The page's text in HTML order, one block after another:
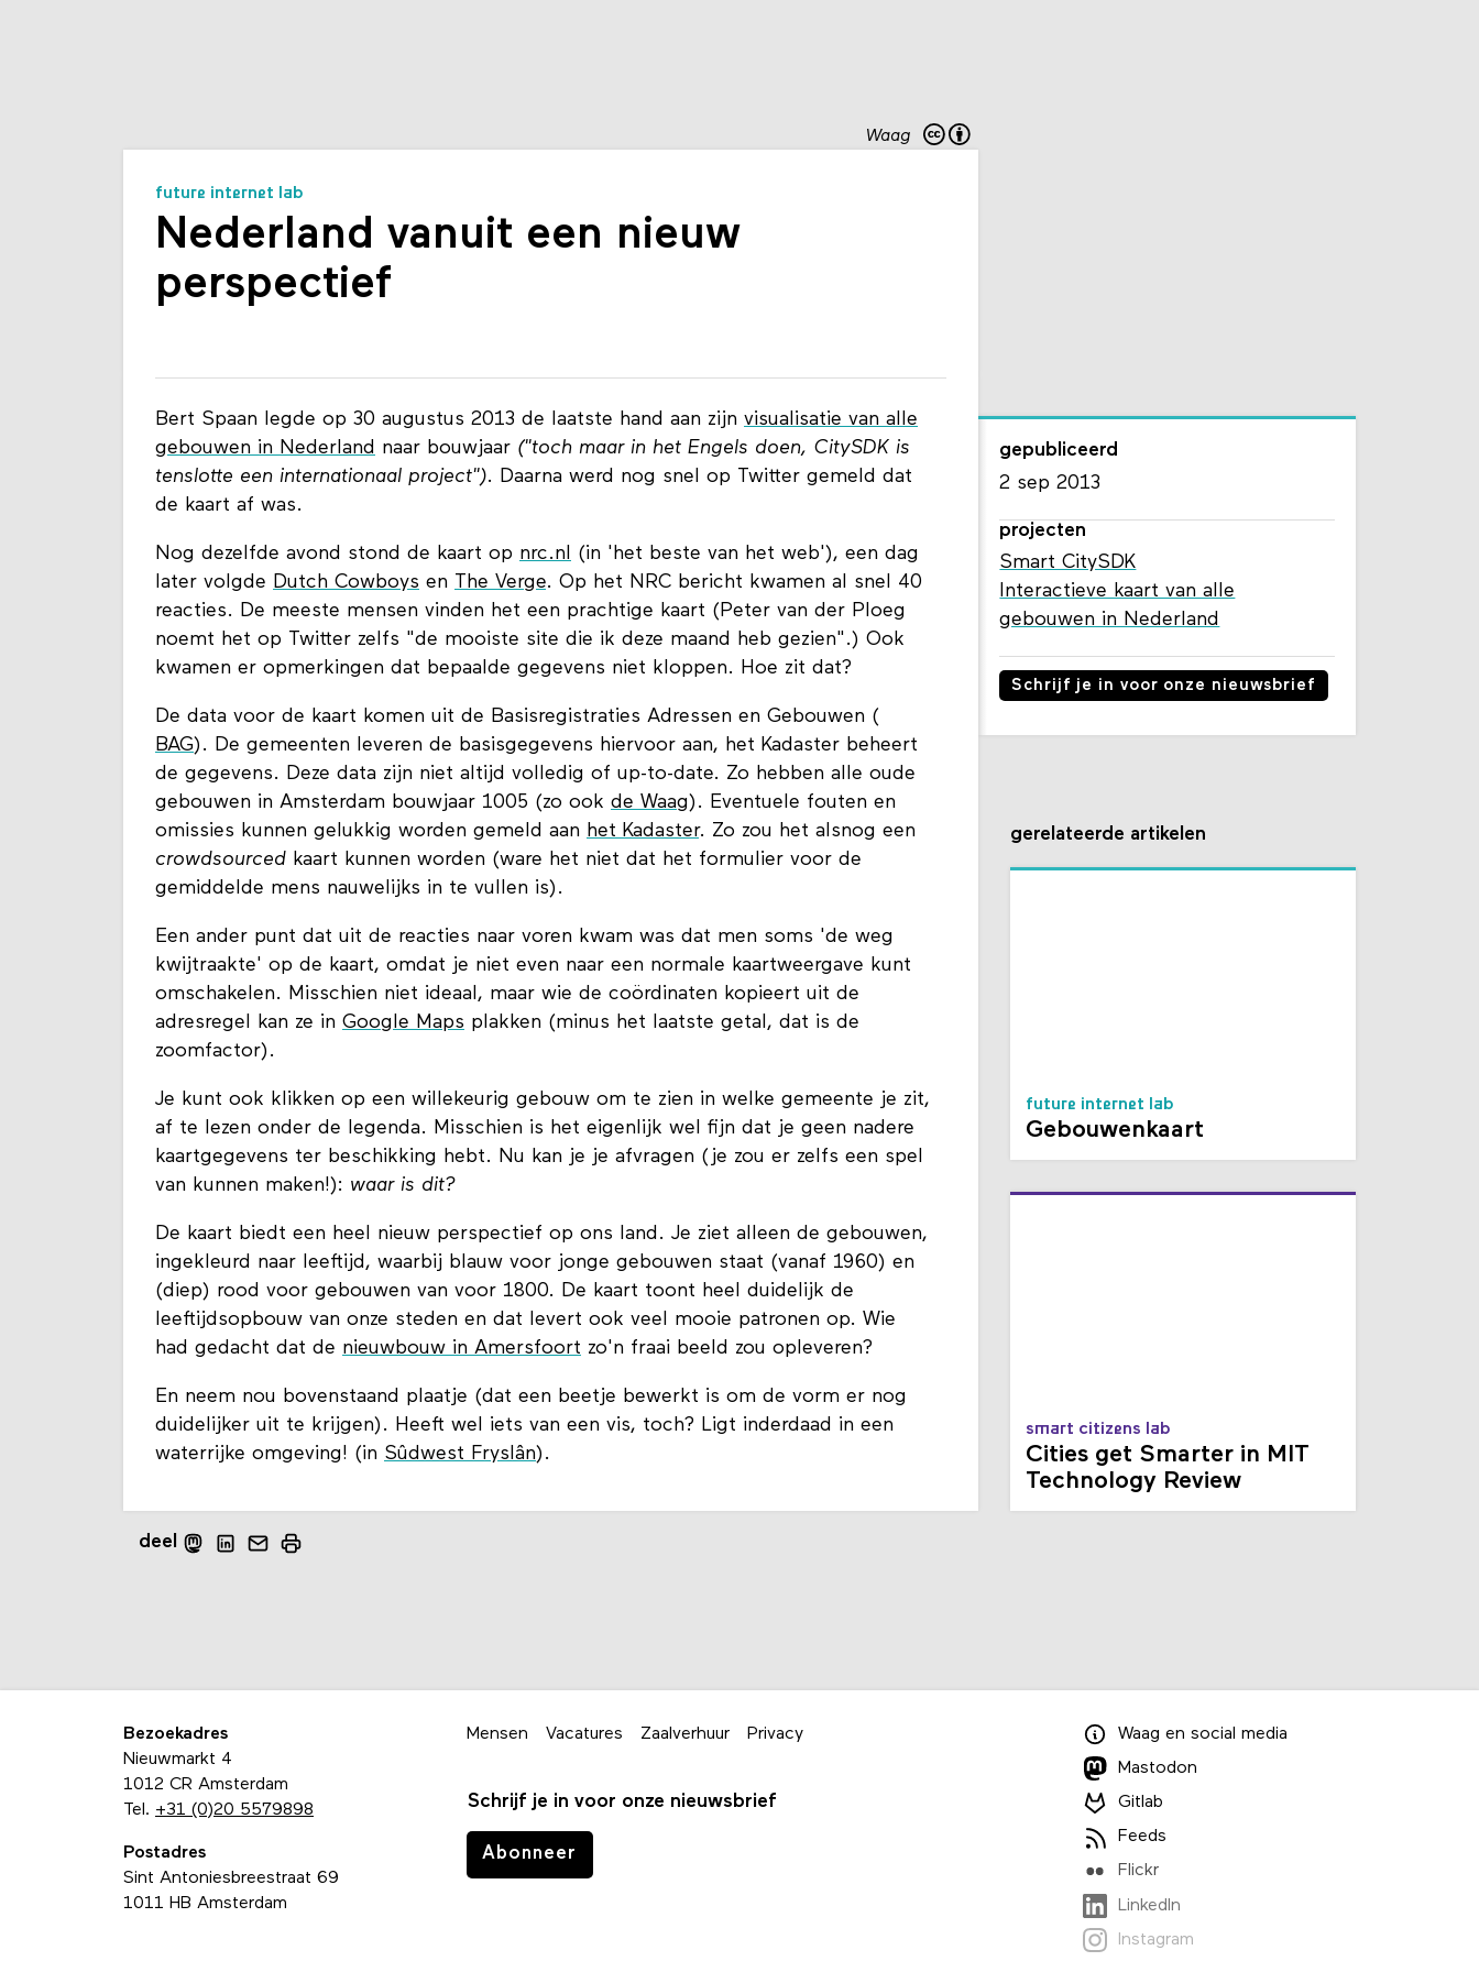
Waag
future internet lab
Nederland vanuit een nieuw
perspectief
Bert Spaan legde op 30 augustus 2013 de laatste hand aan zijn visualisatie van alle
gebouwen in Nederland naar bouwjaar ("toch maar in het Engels doen, CitySDK is
tenslotte een internationaal project"). Daarna werd nog snel op Twitter gemeld dat
de kaart af was.
Nog dezelfde avond stond de kaart op nrc.nl (in 'het beste van het web'), een dag
later volgde Dutch Cowboys en The Verge. Op het NRC bericht kwamen al snel 40
reacties. De meeste mensen vinden het een prachtige kaart (Peter van der Ploeg
noemt het op Twitter zelfs "de mooiste site die ik deze maand heb gezien".) Ook
kwamen er opmerkingen dat bepaalde gegevens niet kloppen. Hoe zit dat?
De data voor de kaart komen uit de Basisregistraties Adressen en Gebouwen (
BAG). De gemeenten leveren de basisgegevens hiervoor aan, het Kadaster beheert
de gegevens. Deze data zijn niet altijd volledig of up-to-date. Zo hebben alle oude
gebouwen in Amsterdam bouwjaar 1005 (zo ook de Waag). Eventuele fouten en
omissies kunnen gelukkig worden gemeld aan het Kadaster. Zo zou het alsnog een
crowdsourced kaart kunnen worden (ware het niet dat het formulier voor de
gemiddelde mens nauwelijks in te vullen is).
Een ander punt dat uit de reacties naar voren kwam was dat men soms 'de weg
kwijtraakte' op de kaart, omdat je niet even naar een normale kaartweergave kunt
omschakelen. Misschien niet ideaal, maar wie de coördinaten kopieert uit de
adresregel kan ze in Google Maps plakken (minus het laatste getal, dat is de
zoomfactor).
Je kunt ook klikken op een willekeurig gebouw om te zien in welke gemeente je zit,
af te lezen onder de legenda. Misschien is het eigenlijk wel fijn dat je geen nadere
kaartgegevens ter beschikking hebt. Nu kan je je afvragen (je zou er zelfs een spel
van kunnen maken!): waar is dit?
De kaart biedt een heel nieuw perspectief op ons land. Je ziet alleen de gebouwen,
ingekleurd naar leeftijd, waarbij blauw voor jonge gebouwen staat (vanaf 1960) en
(diep) rood voor gebouwen van voor 1800. De kaart toont heel duidelijk de
leeftijdsopbouw van onze steden en dat levert ook veel mooie patronen op. Wie
had gedacht dat de nieuwbouw in Amersfoort zo'n fraai beeld zou opleveren?
En neem nou bovenstaand plaatje (dat een beetje bewerkt is om de vorm er nog
duidelijker uit te krijgen). Heeft wel iets van een vis, toch? Ligt inderdaad in een
waterrijke omgeving! (in Sûdwest Fryslân).
gepubliceerd
2 sep 2013
projecten
Smart CitySDK
Interactieve kaart van alle
gebouwen in Nederland
Schrijf je in voor onze nieuwsbrief
deel
gerelateerde artikelen
future internet lab
Gebouwenkaart
smart citizens lab
Cities get Smarter in MIT
Technology Review
Bezoekadres
Nieuwmarkt 4
1012 CR Amsterdam
Tel. +31 (0)20 5579898
Postadres
Sint Antoniesbreestraat 69
1011 HB Amsterdam
Mensen Vacatures Zaalverhuur Privacy
Schrijf je in voor onze nieuwsbrief
Abonneer
Waag en social media
Mastodon
Gitlab
Feeds
Flickr
LinkedIn
Instagram